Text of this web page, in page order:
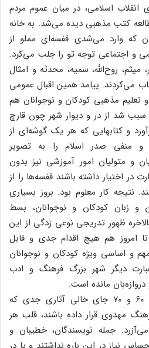
و پیروزی‌ انقلاب‌ اسلامی‌، در میان‌ عموم‌ مردم‌
کتب‌ مذهبی‌ دیده‌ می‌شد. به‌ خانه‌
که‌ وارد می‌شدی‌ قفسه‌ای‌ مملو از
و اجتماعی‌ توجه‌ تو را جلب‌ می‌کرد.
میثم‌، روح‌الله، سمیه‌، محدثه‌ و امثال‌
می‌کردند. پیامد همین‌ اقبال‌ عمومی‌
تعلیم‌ مذهبی‌ کودکان‌ و نوجوانان‌ هم‌
سبب‌ شد از در و دیوار شهر چون‌ قارچ‌
و کتابهایی‌ که‌ هر یک‌ گوشه‌ای‌ از
و منفی‌ صدر اسلام‌ را به‌ تصویر
و متولیان‌ امور آموزشی‌ نیز بدون‌
در اختیار داشته‌ باشند قفسه‌ها را از
نتیجه‌ کار معلوم‌ بود. بروز بسیاری‌
زبان‌ کودکان‌ و نوجوانان‌، بسط‌
ظهور تدریجی‌ نوعی‌ زدگی‌ از این‌
امروز هم‌ هیچ‌ اقدام‌ جدی‌ و قابل‌
و اساسی‌ ویژه‌ کودکان‌ و نوجوانان‌
دیگر شهر بزرگ‌ فرهنگ‌ و ادب‌
دروازه‌بان‌ مانده‌ است‌.
در طول‌ تمامی‌ سالهای‌ دهه‌ ۶۰ و ۷۰ جای‌ خالی‌ آثاری‌ جدی‌ که‌
مهدوی‌ قرار داده‌ باشند، قلب‌ هر
جمله‌ نویسندگان‌، خطیبان‌ و